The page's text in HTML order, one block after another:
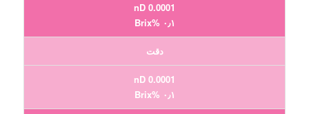
0.0001 nD
۰٫۱ %Brix
دقت
0.0001 nD
۰٫۱ %Brix